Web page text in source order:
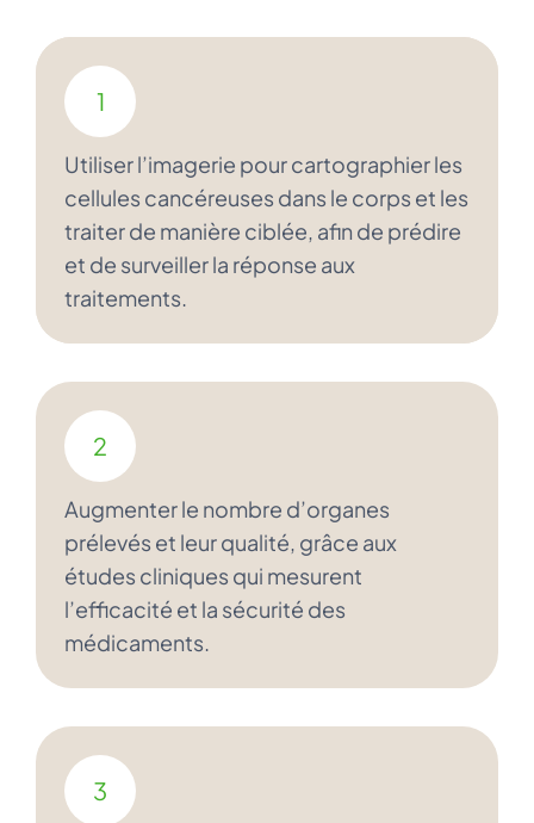
1
Utiliser l’imagerie pour cartographier les
cellules cancéreuses dans le corps et les
traiter de manière ciblée, afin de prédire
et de surveiller la réponse aux
traitements.
2
Augmenter le nombre d’organes
prélevés et leur qualité, grâce aux
études cliniques qui mesurent
l’efficacité et la sécurité des
médicaments.
3